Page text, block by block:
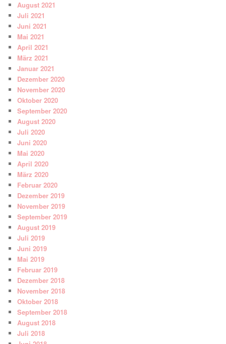
August 2021
Juli 2021
Juni 2021
Mai 2021
April 2021
März 2021
Januar 2021
Dezember 2020
November 2020
Oktober 2020
September 2020
August 2020
Juli 2020
Juni 2020
Mai 2020
April 2020
März 2020
Februar 2020
Dezember 2019
November 2019
September 2019
August 2019
Juli 2019
Juni 2019
Mai 2019
Februar 2019
Dezember 2018
November 2018
Oktober 2018
September 2018
August 2018
Juli 2018